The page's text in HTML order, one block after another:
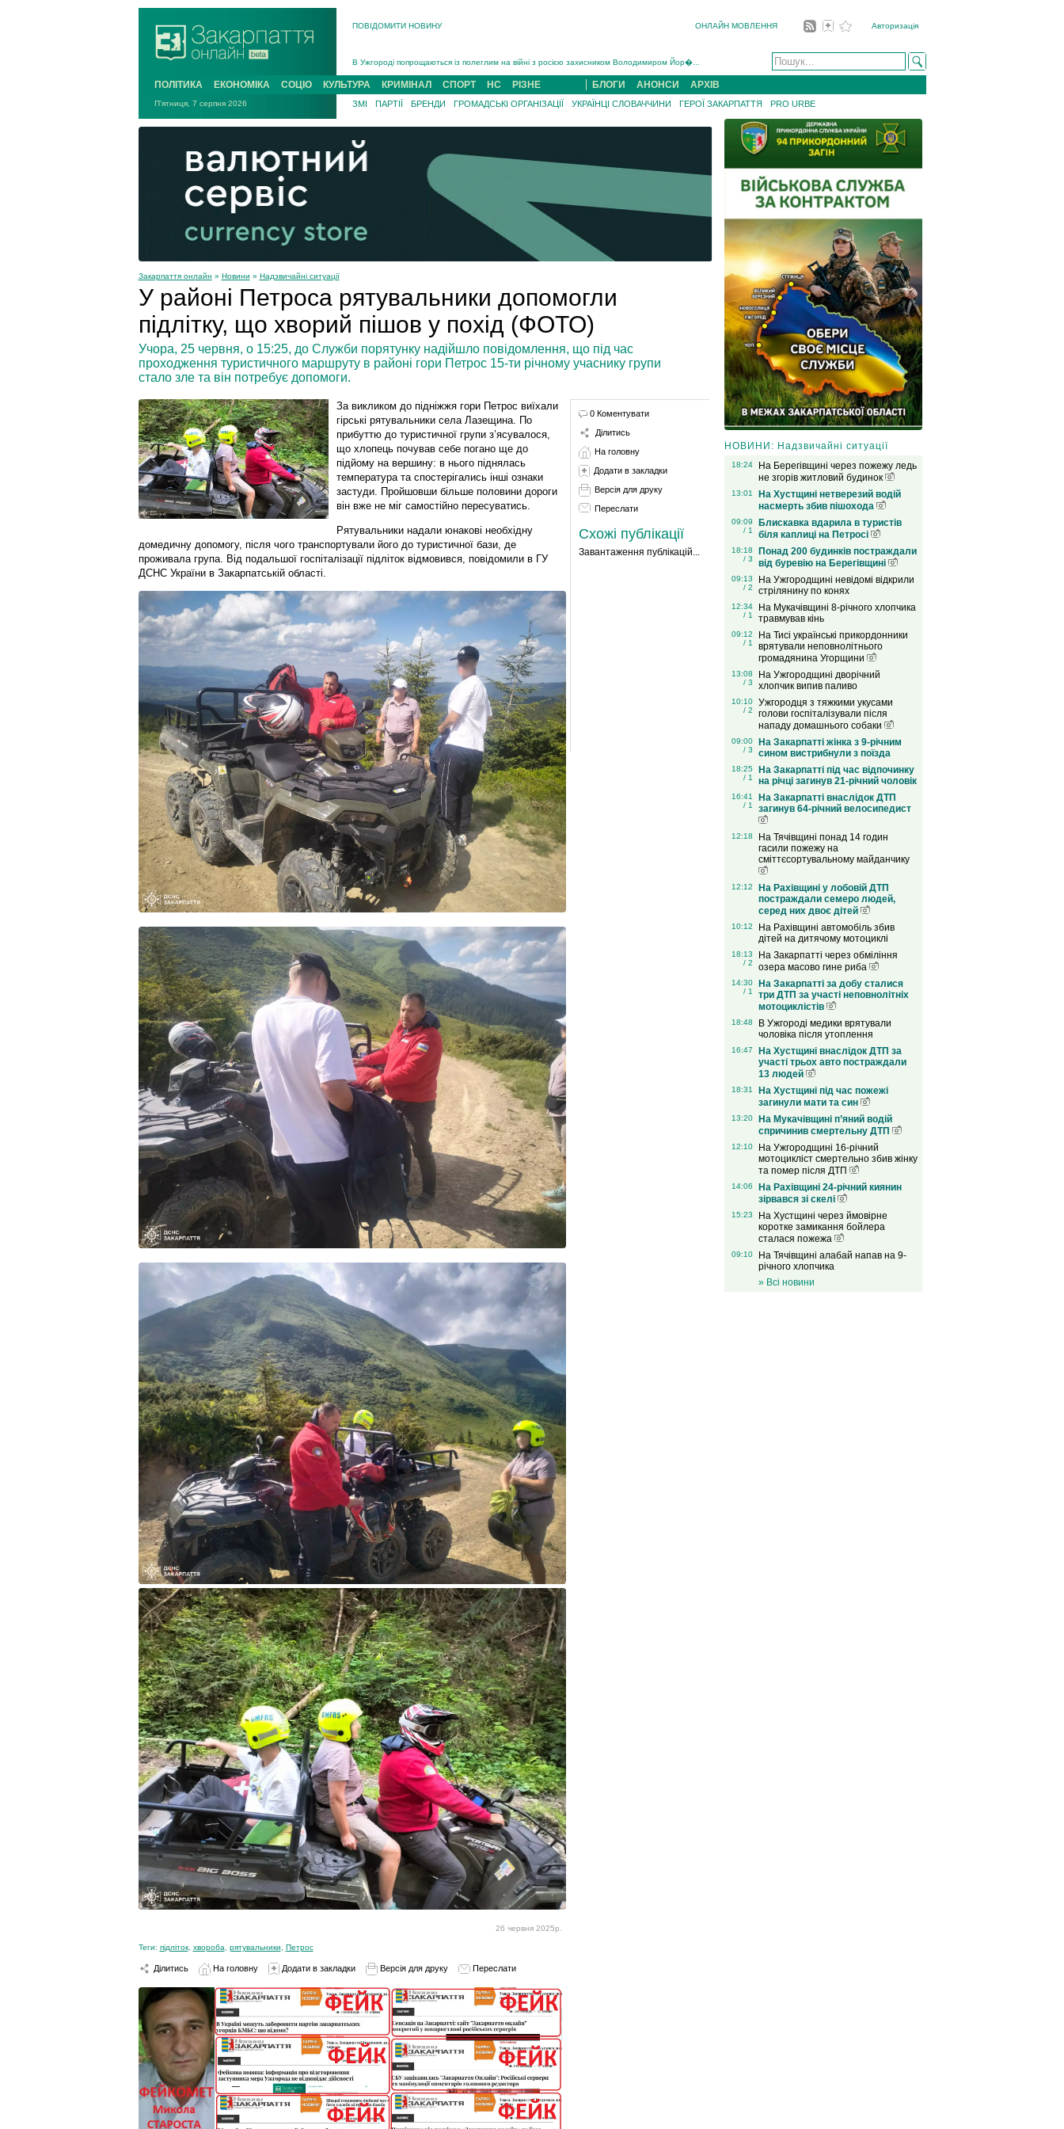
ПОВІДОМИТИ НОВИНУ ОНЛАЙН МОВЛЕННЯ Авторизація
В Ужгороді попрощаються із полеглим на війні з росією захисником Володимиром Йор�...
В Ужгороді 5 серпня попрощаються із захисником Богданом Югасом, який два роки �...
Підтвердили загибель захисника із Нанкова на Хустщині Юліана Гербея (ФОТО)[/gree...
На війні з рф поліг військовий з Виноградова Ігнат Роздяловський (ФОТО)...
На Хустщині внаслідок ДТП за участі трьох авто постраждали 13 людей (ФОТО)...
Інструктора районного ТЦК на Закарпатті судитимуть за обвинувачен...
ПОЛІТИКА ЕКОНОМІКА СОЦІО КУЛЬТУРА КРИМІНАЛ СПОРТ НС РІЗНЕ БЛОГИ АНОНСИ АРХІВ
П'ятниця, 7 серпня 2026 ЗМІ ПАРТІЇ БРЕНДИ ГРОМАДСЬКІ ОРГАНІЗАЦІЇ УКРАЇНЦІ СЛОВАЧЧИНИ ГЕРОЇ ЗАКАРПАТТЯ PRO URBE
Закарпаття онлайн » Новини » Надзвичайні ситуації
У районі Петроса рятувальники допомогли
підлітку, що хворий пішов у похід (ФОТО)
Учора, 25 червня, о 15:25, до Служби порятунку надійшло повідомлення, що під час
проходження туристичного маршруту в районі гори Петрос 15-ти річному учаснику групи
стало зле та він потребує допомоги.
За викликом до підніжжя гори Петрос виїхали
гірські рятувальники села Лазещина. По
прибуттю до туристичної групи з’ясувалося,
що хлопець почував себе погано ще до
підйому на вершину: в нього піднялась
температура та спостерігались інші ознаки
застуди. Пройшовши більше половини дороги
він вже не міг самостійно пересуватись.
Рятувальники надали юнакові необхідну
домедичну допомогу, після чого транспортували його до туристичної бази, де
проживала група. Від подальшої госпіталізації підліток відмовився, повідомили в ГУ
ДСНС України в Закарпатській області.
26 червня 2025р.
Теги: підліток, хвороба рятувальники Петрос
Ділитись На головну Додати в закладки Версія для друку Переслати
0 Коментувати
Ділитись
На головну
Додати в закладки
Версія для друку
Переслати
Схожі публікації
Завантаження публікацій...
НОВИНИ: Надзвичайні ситуації
18:24
На Берегівщині через пожежу ледь
не згорів житловий будинок
13:01
На Хустщині нетверезий водій
насмерть збив пішохода
09:09
/ 1
Блискавка вдарила в туристів
біля каплиці на Петросі
18:18
/ 3
Понад 200 будинків постраждали
від буревію на Берегівщині
09:13
/ 2
На Ужгородщині невідомі відкрили
стрілянину по конях
12:34
/ 1
На Мукачівщині 8-річного хлопчика
травмував кінь
09:12
/ 1
На Тисі українські прикордонники
врятували неповнолітнього
громадянина Угорщини
13:08
/ 3
На Ужгородщині дворічний
хлопчик випив паливо
10:10
/ 2
Ужгородця з тяжкими укусами
голови госпіталізували після
нападу домашнього собаки
09:00
/ 3
На Закарпатті жінка з 9-річним
сином вистрибнули з поїзда
18:25
/ 1
На Закарпатті під час відпочинку
на річці загинув 21-річний чоловік
16:41
/ 1
На Закарпатті внаслідок ДТП
загинув 64-річний велосипедист
12:18
На Тячівщині понад 14 годин
гасили пожежу на
сміттєсортувальному майданчику
12:12
На Рахівщині у лобовій ДТП
постраждали семеро людей,
серед них двоє дітей
10:12
На Рахівщині автомобіль збив
дітей на дитячому мотоциклі
18:13
/ 2
На Закарпатті через обміління
озера масово гине риба
14:30
/ 1
На Закарпатті за добу сталися
три ДТП за участі неповнолітніх
мотоциклістів
18:48
В Ужгороді медики врятували
чоловіка після утоплення
16:47
На Хустщині внаслідок ДТП за
участі трьох авто постраждали
13 людей
18:31
На Хустщині під час пожежі
загинули мати та син
13:20
На Мукачівщині п’яний водій
спричинив смертельну ДТП
12:10
На Ужгородщині 16-річний
мотоцикліст смертельно збив жінку
та помер після ДТП
14:06
На Рахівщині 24-річний киянин
зірвався зі скелі
15:23
На Хустщині через ймовірне
коротке замикання бойлера
сталася пожежа
09:10
На Тячівщині алабай напав на 9-
річного хлопчика
» Всі новини